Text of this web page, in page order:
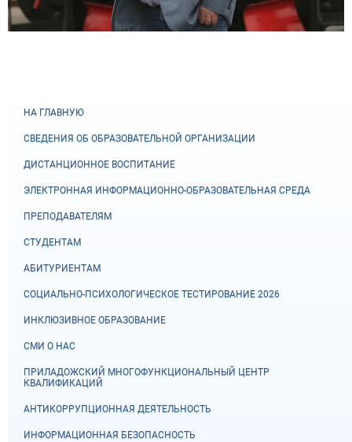
НА ГЛАВНУЮ
СВЕДЕНИЯ ОБ ОБРАЗОВАТЕЛЬНОЙ ОРГАНИЗАЦИИ
ДИСТАНЦИОННОЕ ВОСПИТАНИЕ
ЭЛЕКТРОННАЯ ИНФОРМАЦИОННО-ОБРАЗОВАТЕЛЬНАЯ СРЕДА
ПРЕПОДАВАТЕЛЯМ
СТУДЕНТАМ
АБИТУРИЕНТАМ
СОЦИАЛЬНО-ПСИХОЛОГИЧЕСКОЕ ТЕСТИРОВАНИЕ 2026
ИНКЛЮЗИВНОЕ ОБРАЗОВАНИЕ
СМИ О НАС
ПРИЛАДОЖСКИЙ МНОГОФУНКЦИОНАЛЬНЫЙ ЦЕНТР
КВАЛИФИКАЦИЙ
АНТИКОРРУПЦИОННАЯ ДЕЯТЕЛЬНОСТЬ
ИНФОРМАЦИОННАЯ БЕЗОПАСНОСТЬ